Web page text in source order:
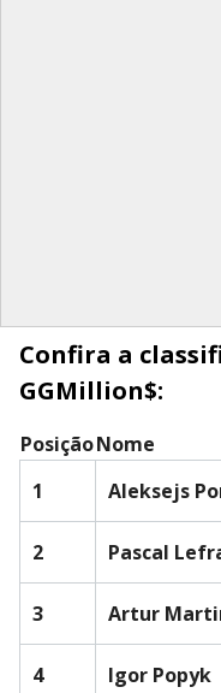
Confira a
GGMillion$:
PosiçãoNome
1
Aleksejs
2
Pascal
3
Artur
4
Igor Popyk